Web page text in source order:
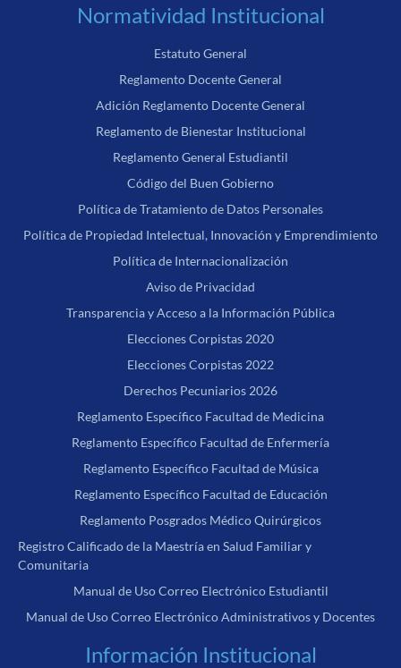
Normatividad Institucional
Estatuto General
Reglamento Docente General
Adición Reglamento Docente General
Reglamento de Bienestar Institucional
Reglamento General Estudiantil
Código del Buen Gobierno
Política de Tratamiento de Datos Personales
Política de Propiedad Intelectual, Innovación y Emprendimiento
Política de Internacionalización
Aviso de Privacidad
Transparencia y Acceso a la Información Pública
Elecciones Corpistas 2020
Elecciones Corpistas 2022
Derechos Pecuniarios 2026
Reglamento Específico Facultad de Medicina
Reglamento Específico Facultad de Enfermería
Reglamento Específico Facultad de Música
Reglamento Específico Facultad de Educación
Reglamento Posgrados Médico Quirúrgicos
Registro Calificado de la Maestría en Salud Familiar y
Comunitaria
Manual de Uso Correo Electrónico Estudiantil
Manual de Uso Correo Electrónico Administrativos y Docentes
Información Institucional